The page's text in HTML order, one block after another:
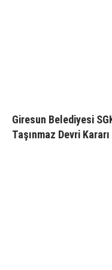
Giresun Belediyesi
Taşınmaz Devri Kararı